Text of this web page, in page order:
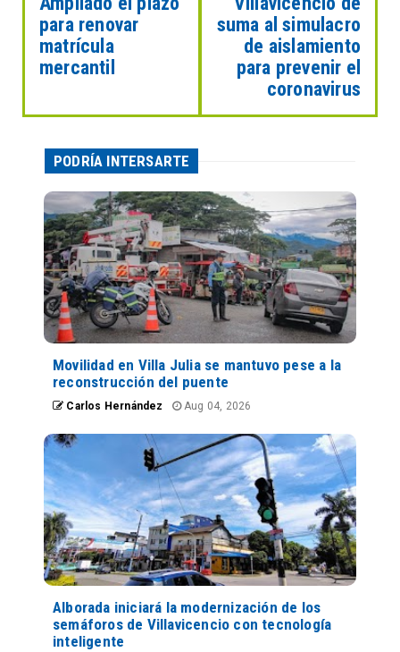
para renovar
matrícula
mercantil
suma al simulacro
de aislamiento
para prevenir el
coronavirus
PODRÍA INTERSARTE
Movilidad en Villa Julia se mantuvo pese a la
reconstrucción del puente
Carlos Hernández Aug 04, 2026
Alborada iniciará la modernización de los
semáforos de Villavicencio con tecnología
inteligente